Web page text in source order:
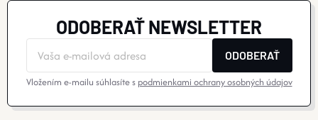
ODOBERAŤ NEWSLETTER
ODOBERAŤ
Vložením e-mailu súhlasíte s podmienkami ochrany osobných údajov